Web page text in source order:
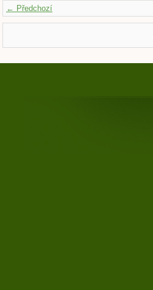
← Předchozí